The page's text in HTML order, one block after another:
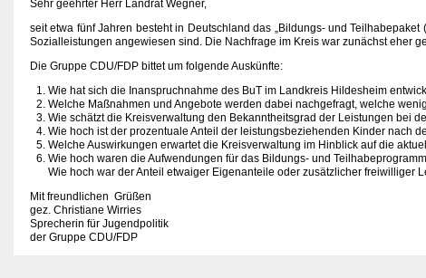
Sehr geehrter Herr Landrat Wegner,
seit etwa fünf Jahren besteht in Deutschland das „Bildungs- und
Sozialleistungen angewiesen sind. Die Nachfrage im Kreis war zunächst eher
Die Gruppe CDU/FDP bittet um folgende Auskünfte:
Wie hat sich die Inanspruchnahme des BuT im Landkreis Hildesheim
Welche Maßnahmen und Angebote werden dabei nachgefragt, welche
Wie schätzt die Kreisverwaltung den Bekanntheitsgrad der Leistungen bei
Wie hoch ist der prozentuale Anteil der leistungsbeziehenden Kinder nach
Welche Auswirkungen erwartet die Kreisverwaltung im Hinblick auf die
Wie hoch waren die Aufwendungen für das Bildungs- und
Wie hoch war der Anteil etwaiger Eigenanteile oder zusätzlicher
Mit freundlichen Grüßen
gez. Christiane Wirries
Sprecherin für Jugendpolitik
der Gruppe CDU/FDP